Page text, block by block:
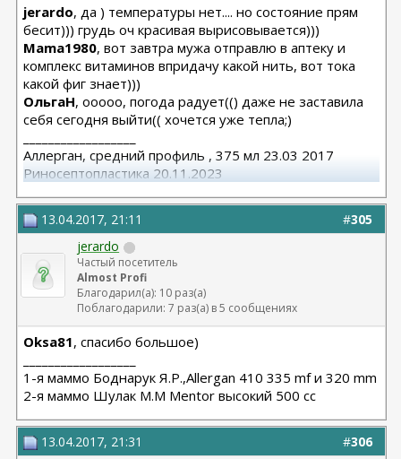
jerardo, да ) температуры нет.... но состояние прям
бесит))) грудь оч красивая вырисовывается)))
Mama1980, вот завтра мужа отправлю в аптеку и
комплекс витаминов впридачу какой нить, вот тока
какой фиг знает)))
ОльгаН, ооооо, погода радует(() даже не заставила
себя сегодня выйти(( хочется уже тепла;)
Аллерган, средний профиль , 375 мл 23.03 2017
Риносептопластика 20.11.2023
вторичная ринопластик 24.06.2025
#305
13.04.2017, 21:11
jerardo
Частый посетитель
Almost Profi
Благодарил(а): 10 раз(а)
Поблагодарили: 7 раз(а) в 5 сообщениях
Oksa81, спасибо большое)
1-я маммо Боднарук Я.Р.,Allergan 410 335 mf и 320 mm
2-я маммо Шулак М.М Mentor высокий 500 сс
#306
13.04.2017, 21:31